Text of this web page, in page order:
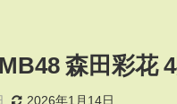
森田彩花
2026年1月14日